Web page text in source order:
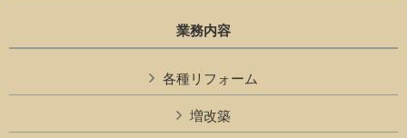
業務内容
各種リフォーム
増改築